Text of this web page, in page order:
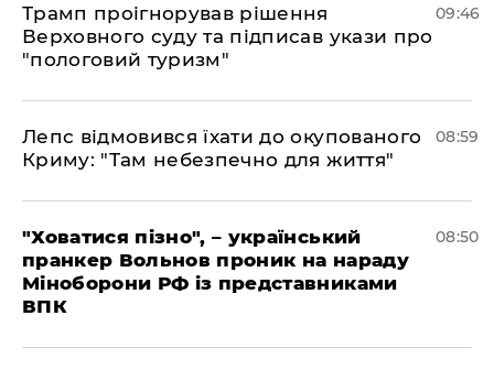
Трамп проігнорував рішення
Верховного суду та підписав укази про
"пологовий туризм"
09:46
Лепс відмовився їхати до окупованого
Криму: "Там небезпечно для життя"
08:59
"Ховатися пізно", – український
пранкер Вольнов проник на нараду
Міноборони РФ із представниками
ВПК
08:50